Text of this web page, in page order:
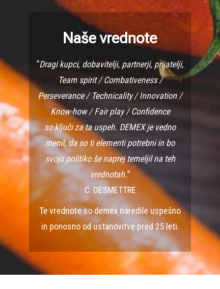
Naše vrednote
“Dragi kupci, dobavitelji, partnerji, prijatelji,
Team spirit / Combativeness /
Perseverance / Technicality / Innovation /
Know-how / Fair play / Confidence
so ključi za ta uspeh. DEMEX je vedno
menil, da so ti elementi potrebni in bo
svojo politiko še naprej temeljil na teh
vrednotah.”
C. DESMETTRE
Te vrednote so demex naredile uspešno
in ponosno od ustanovitve pred 25 leti.